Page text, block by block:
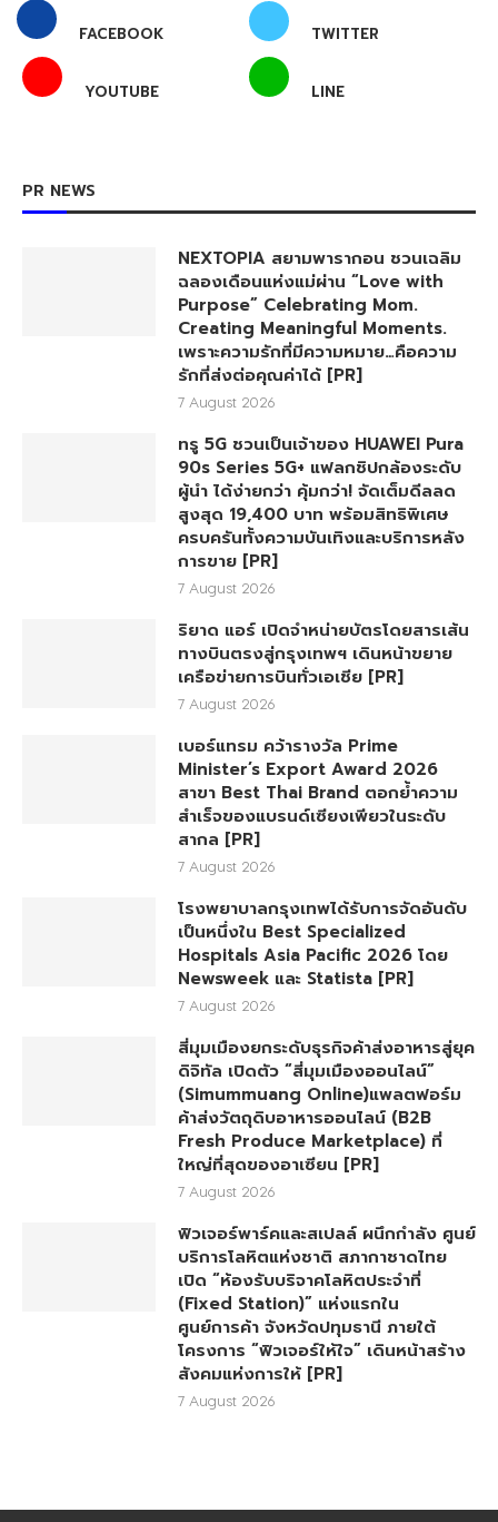
FACEBOOK TWITTER
YOUTUBE LINE
PR NEWS
NEXTOPIA สยามพารากอน ชวนเฉลิม
ฉลองเดือนแห่งแม่ผ่าน “Love with
Purpose” Celebrating Mom.
Creating Meaningful Moments.
เพราะความรักที่มีความหมาย…คือความ
รักที่ส่งต่อคุณค่าได้ [PR]
7 August 2026
ทรู 5G ชวนเป็นเจ้าของ HUAWEI Pura
90s Series 5G+ แฟลกชิปกล้องระดับ
ผู้นำ ได้ง่ายกว่า คุ้มกว่า! จัดเต็มดีลลด
สูงสุด 19,400 บาท พร้อมสิทธิพิเศษ
ครบครันทั้งความบันเทิงและบริการหลัง
การขาย [PR]
7 August 2026
ริยาด แอร์ เปิดจำหน่ายบัตรโดยสารเส้น
ทางบินตรงสู่กรุงเทพฯ เดินหน้าขยาย
เครือข่ายการบินทั่วเอเชีย [PR]
7 August 2026
เบอร์แทรม คว้ารางวัล Prime
Minister’s Export Award 2026
สาขา Best Thai Brand ตอกย้ำความ
สำเร็จของแบรนด์เซียงเพียวในระดับ
สากล [PR]
7 August 2026
โรงพยาบาลกรุงเทพได้รับการจัดอันดับ
เป็นหนึ่งใน Best Specialized
Hospitals Asia Pacific 2026 โดย
Newsweek และ Statista [PR]
7 August 2026
สี่มุมเมืองยกระดับธุรกิจค้าส่งอาหารสู่ยุค
ดิจิทัล เปิดตัว “สี่มุมเมืองออนไลน์”
(Simummuang Online)แพลตฟอร์ม
ค้าส่งวัตถุดิบอาหารออนไลน์ (B2B
Fresh Produce Marketplace) ที่
ใหญ่ที่สุดของอาเซียน [PR]
7 August 2026
ฟิวเจอร์พาร์คและสเปลล์ ผนึกกำลัง ศูนย์
บริการโลหิตแห่งชาติ สภากาชาดไทย
เปิด “ห้องรับบริจาคโลหิตประจำที่
(Fixed Station)” แห่งแรกใน
ศูนย์การค้า จังหวัดปทุมธานี ภายใต้
โครงการ “ฟิวเจอร์ให้ใจ” เดินหน้าสร้าง
สังคมแห่งการให้ [PR]
7 August 2026